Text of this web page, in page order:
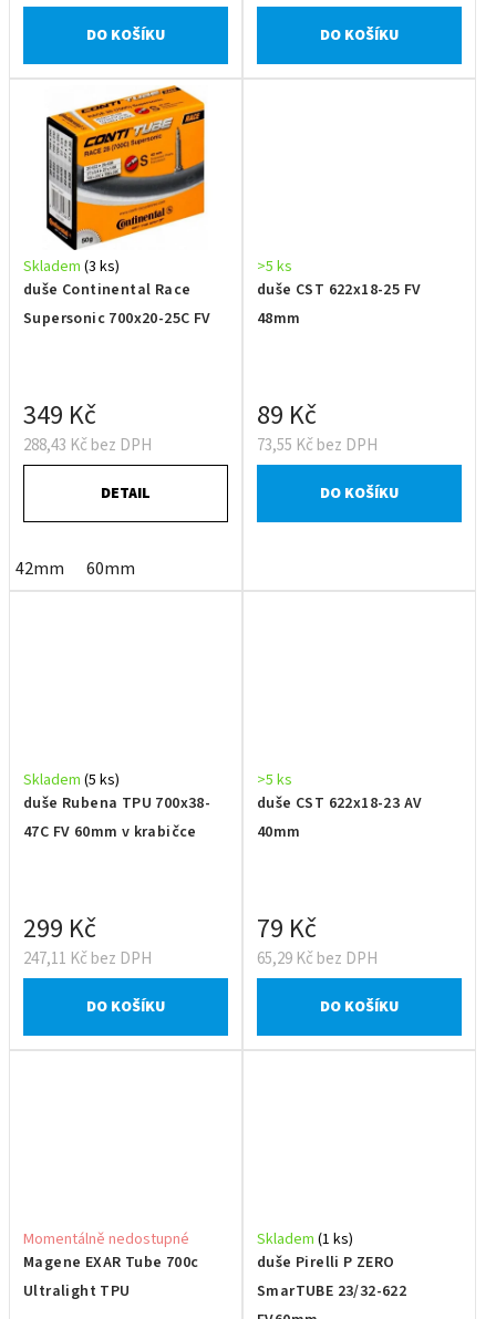
DO KOŠÍKU DO KOŠÍKU
duše Continental Race
Supersonic 700x20-25C FV
Skladem (3 ks)
288,43 Kč bez DPH
349 Kč
DETAIL
42mm 60mm
duše CST 622x18-25 FV
48mm
>5 ks
73,55 Kč bez DPH
89 Kč
DO KOŠÍKU
duše Rubena TPU 700x38-
47C FV 60mm v krabičce
Skladem (5 ks)
247,11 Kč bez DPH
299 Kč
DO KOŠÍKU
duše CST 622x18-23 AV
40mm
>5 ks
65,29 Kč bez DPH
79 Kč
DO KOŠÍKU
Magene EXAR Tube 700c
Ultralight TPU
Momentálně nedostupné
duše Pirelli P ZERO
SmarTUBE 23/32-622
Skladem (1 ks)